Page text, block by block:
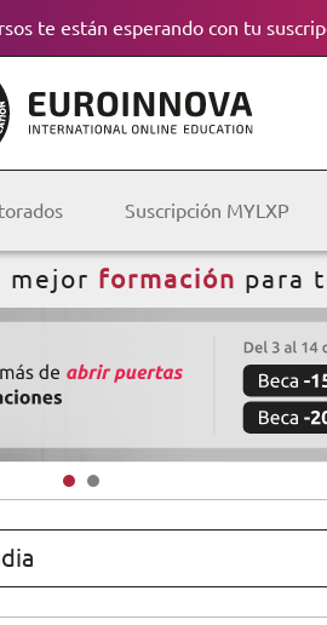
te están esperando con tu
Suscripción MYLXP
mejor formación para